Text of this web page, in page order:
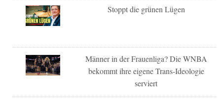
Stoppt die grünen Lügen
Männer in der Frauenliga? Die WNBA
bekommt ihre eigene Trans-Ideologie
serviert